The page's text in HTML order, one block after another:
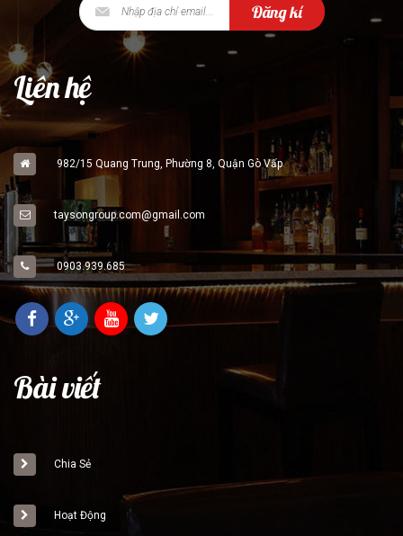
Đăng kí
Liên hệ
982/15 Quang Trung, Phường 8, Quận Gò Vấp
taysongroup.com@gmail.com
0903.939.685
Bài viết
Chia Sẻ
Hoạt Động